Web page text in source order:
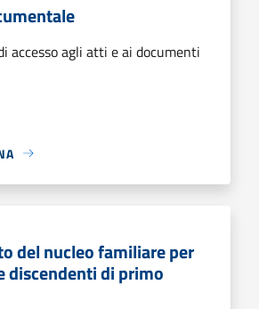
accesso agli atti e ai documenti
del nucleo familiare per
discendenti di primo